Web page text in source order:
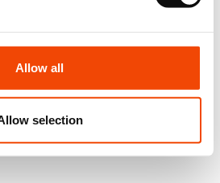
Allow all
selection
Prin urmare, trebuie sa verificati
este cuprinsa intre 15°C si 25°C,